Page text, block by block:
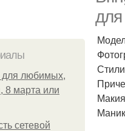
для любимых,
8 марта или
сетевой